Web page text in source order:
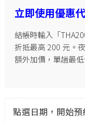
立即使用優惠
結帳時輸入「
折抵最高 200 元。
額外加價，單趟最
點選日期，開始預